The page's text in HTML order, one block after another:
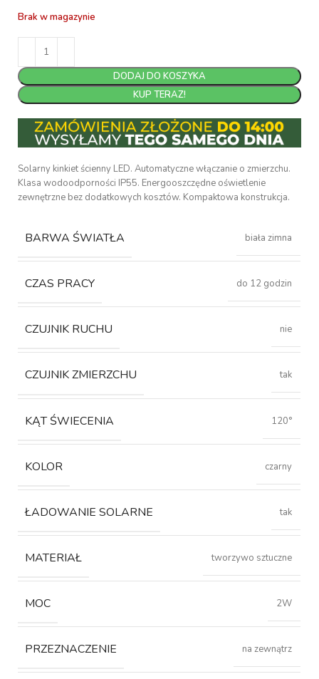
Brak w magazynie
DODAJ DO KOSZYKA
KUP TERAZ!
Solarny kinkiet ścienny LED. Automatyczne włączanie o zmierzchu.
Klasa wodoodporności IP55. Energooszczędne oświetlenie
zewnętrzne bez dodatkowych kosztów. Kompaktowa konstrukcja.
BARWA ŚWIATŁA biała zimna
CZAS PRACY do 12 godzin
CZUJNIK RUCHU nie
CZUJNIK ZMIERZCHU tak
KĄT ŚWIECENIA 120°
KOLOR czarny
ŁADOWANIE SOLARNE tak
MATERIAŁ tworzywo sztuczne
MOC 2W
PRZEZNACZENIE na zewnątrz